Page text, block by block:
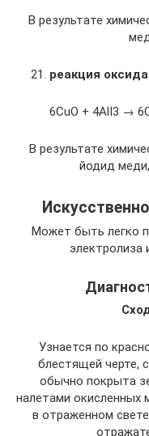
В результате
21. реакция
6CuO + 4AlI3 →
В результате
йодид
Может быть легко
электролиза
Узнается по
блестящей черте,
обычно покрыта
налетами окисленных
в отраженном